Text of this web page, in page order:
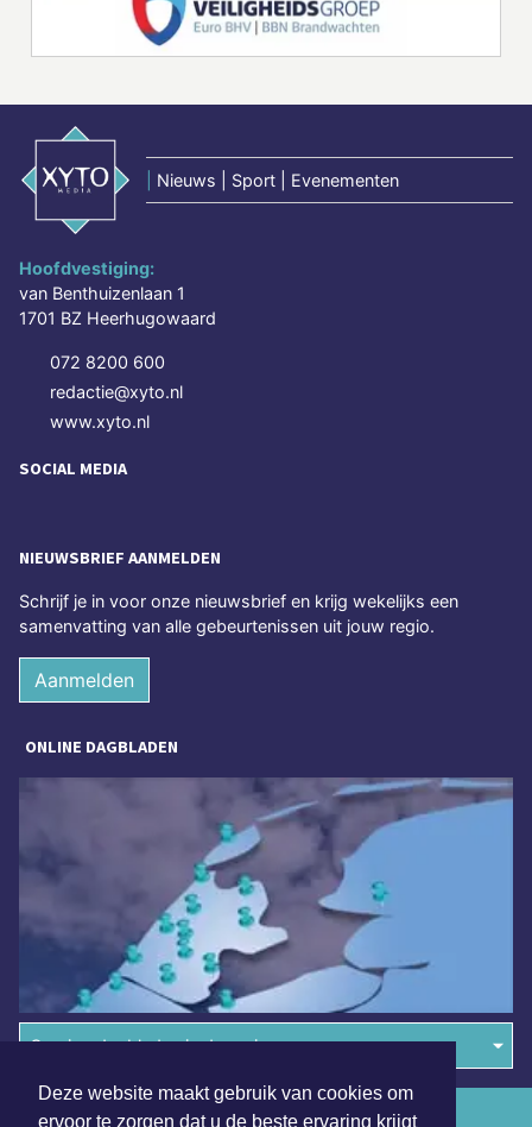
Deze website maakt gebruik van cookies om
ervoor te zorgen dat u de beste ervaring krijgt
Nieuws | Sport | Evenementen
Hoofdvestiging:
van Benthuizenlaan 1
1701 BZ Heerhugowaard
072 8200 600
redactie@xyto.nl
www.xyto.nl
SOCIAL MEDIA
NIEUWSBRIEF AANMELDEN
Schrijf je in voor onze nieuwsbrief en krijg wekelijks een
samenvatting van alle gebeurtenissen uit jouw regio.
Aanmelden
ONLINE DAGBLADEN
Overige dagbladen in de regio
Algemene voorwaarden